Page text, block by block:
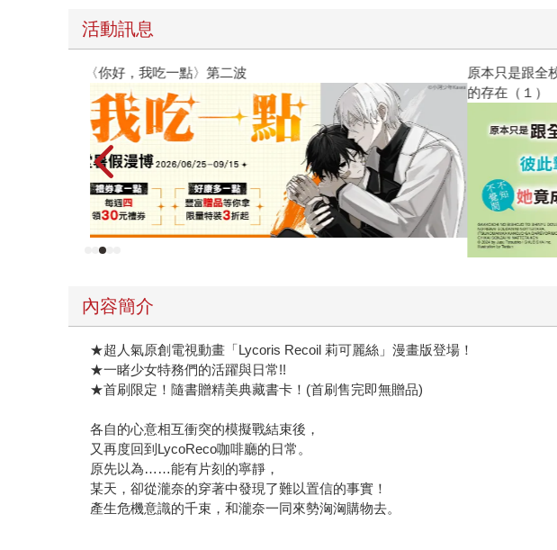
活動訊息
原本只是跟全校第一美少女商量彼此摯友的戀愛煩惱，不知不覺間她竟成為
的存在（１）
內容簡介
★超人氣原創電視動畫「Lycoris Recoil 莉可麗絲」漫畫版登場！
★一睹少女特務們的活躍與日常!!
★首刷限定！隨書贈精美典藏書卡！(首刷售完即無贈品)
各自的心意相互衝突的模擬戰結束後，
又再度回到LycoReco咖啡廳的日常。
原先以為……能有片刻的寧靜，
某天，卻從瀧奈的穿著中發現了難以置信的事實！
產生危機意識的千束，和瀧奈一同來勢洶洶購物去。